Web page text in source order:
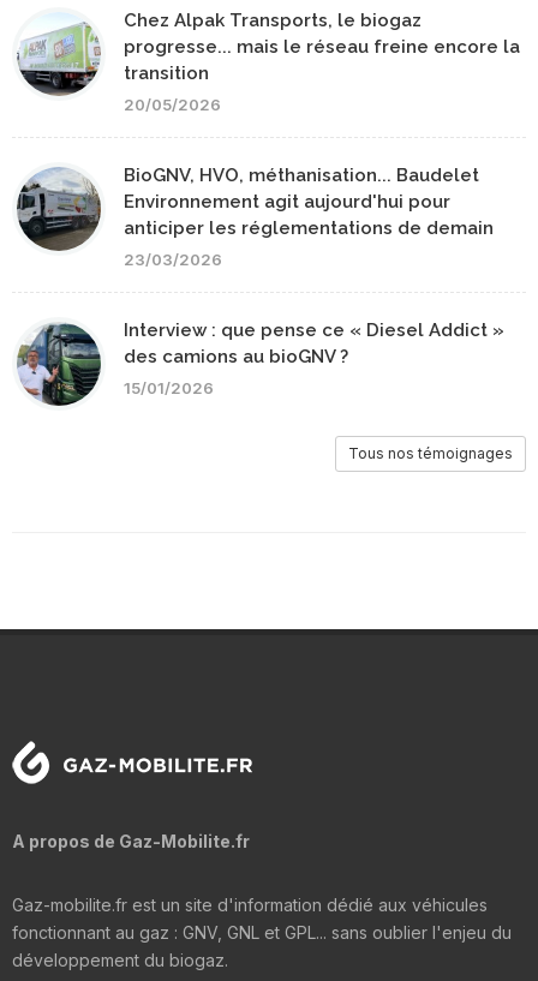
Chez Alpak Transports, le biogaz
progresse... mais le réseau freine encore la
transition
20/05/2026
BioGNV, HVO, méthanisation... Baudelet
Environnement agit aujourd'hui pour
anticiper les réglementations de demain
23/03/2026
Interview : que pense ce « Diesel Addict »
des camions au bioGNV ?
15/01/2026
Tous nos témoignages
A propos de Gaz-Mobilite.fr
Gaz-mobilite.fr est un site d'information dédié aux véhicules
fonctionnant au gaz : GNV, GNL et GPL... sans oublier l'enjeu du
développement du biogaz.